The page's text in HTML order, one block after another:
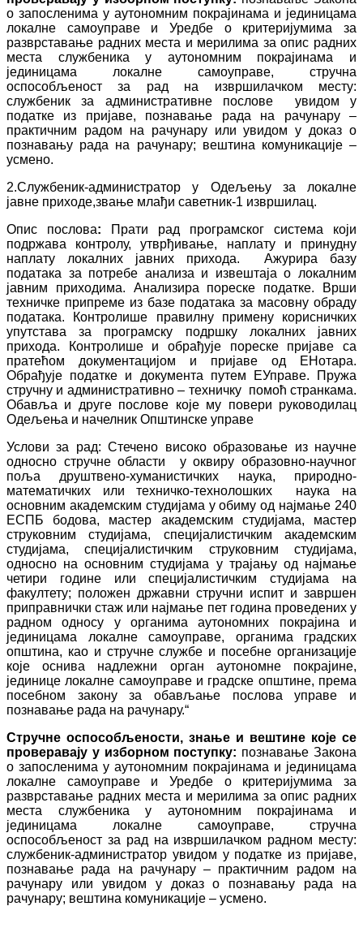
о запосленима у аутономним покрајинама и јединицама
локалне самоуправе и Уредбе о критеријумима за
разврставање радних места и мерилима за опис радних
места службеника у аутономним покрајинама и
јединицама локалне самоуправе, стручна
оспособљеност за рад на извршилачком месту:
службеник за административне послове
увидом у
податке из пријаве, познавање рада на рачунару –
практичним радом на рачунару или увидом у доказ о
познавању рада на рачунару; вештина комуникације –
усмено.
2.Службеник-администратор у Одељењу за локалне
јавне приходе,звање млађи саветник-1 извршилац.
Опис послова: Прати рад програмског система који
подржава контролу, утврђивање, наплату и принудну
наплату локалних јавних прихода. Ажурира базу
података за потребе анализа и извештаја о локалним
јавним приходима. Анализира пореске податке. Врши
техничке припреме из базе података за масовну обраду
података. Контролише правилну примену корисничких
упутстава за програмску подршку локалних јавних
прихода. Контролише и обрађује пореске пријаве са
пратећом документацијом и пријаве од ЕНотара.
Обрађује податке и документа путем ЕУправе. Пружа
стручну и административно – техничку помоћ странкама.
Обавља и друге послове које му повери руководилац
Одељења и начелник Општинске управе
Услови за рад: Стечено високо образовање из научне
односно стручне области у оквиру образовно-научног
поља друштвено-хуманистичких наука, природно-
математичких или техничко-технолошких наука на
основним академским студијама у обиму од најмање 240
ЕСПБ бодова, мастер академским студијама, мастер
струковним студијама, специјалистичким академским
студијама, специјалистичким струковним студијама,
односно на основним студијама у трајању од најмање
четири године или специјалистичким студијама на
факултету; положен државни стручни испит и завршен
приправнички стаж или најмање пет година проведених у
радном односу у органима аутономних покрајина и
јединицама локалне самоуправе, органима градских
општина, као и стручне службе и посебне организације
које оснива надлежни орган аутономне покрајине,
јединице локалне самоуправе и градске општине, према
посебном закону за обављање послова управе и
познавање рада на рачунару.“
Стручне оспособљености, знање и вештине које се
проверавају у изборном поступку: познавање Закона
о запосленима у аутономним покрајинама и јединицама
локалне самоуправе и Уредбе о критеријумима за
разврставање радних места и мерилима за опис радних
места службеника у аутономним покрајинама и
јединицама локалне самоуправе, стручна
оспособљеност за рад на извршилачком радном месту:
службеник-администратор увидом у податке из пријаве,
познавање рада на рачунару – практичним радом на
рачунару или увидом у доказ о познавању рада на
рачунару; вештина комуникације – усмено.